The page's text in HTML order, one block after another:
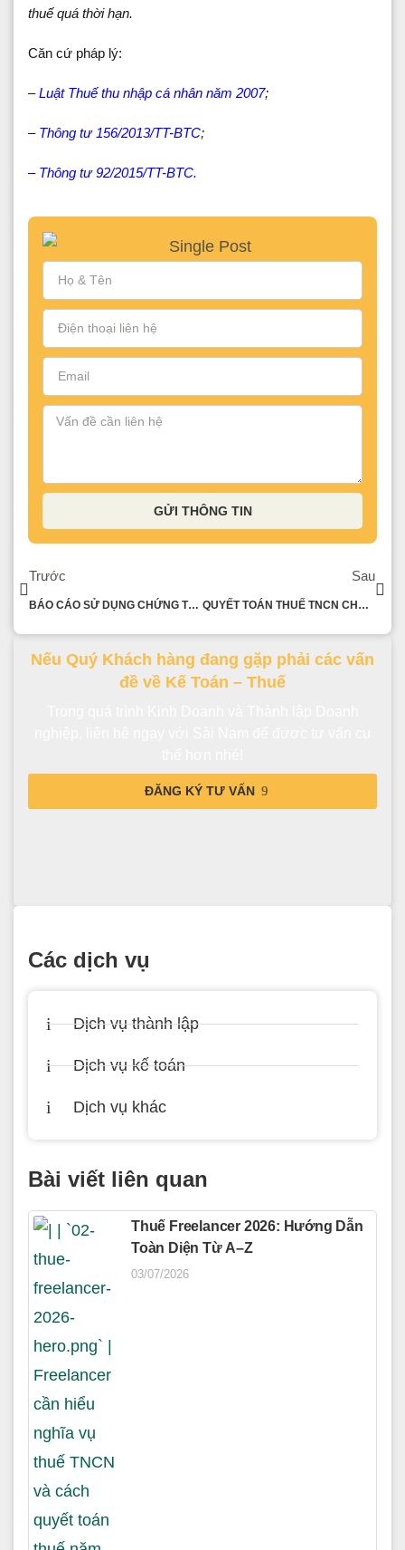
thuế quá thời hạn.
Căn cứ pháp lý:
–Luật Thuế thu nhập cá nhân năm 2007;
– Thông tư 156/2013/TT-BTC;
– Thông tư 92/2015/TT-BTC.
GỬI THÔNG TIN
Trước
BÁO CÁO SỬ DỤNG CHỨNG TỪ KHẤU TRỪ THUẾ TNCN
Sau
QUYẾT TOÁN THUẾ TNCN CHO LAO ĐỘNG NGHỈ THAI SẢN
Nếu Quý Khách hàng đang gặp phải các vấn
đề về Kế Toán – Thuế
ĐĂNG KÝ TƯ VẤN
Các dịch vụ
Dịch vụ thành lập
Dịch vụ kế toán
Dịch vụ khác
Bài viết liên quan
Thuế Freelancer 2026: Hướng Dẫn
Toàn Diện Từ A–Z
03/07/2026